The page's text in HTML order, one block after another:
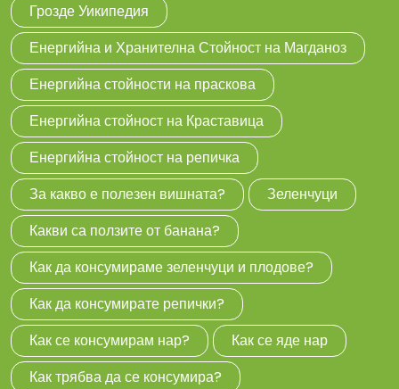
Грозде Уикипедия
Енергийна и Хранителна Стойност на Магданоз
Енергийна стойности на праскова
Енергийна стойност на Краставица
Енергийна стойност на репичка
За какво е полезен вишната?
Зеленчуци
Какви са ползите от банана?
Как да консумираме зеленчуци и плодове?
Как да консумирате репички?
Как се консумирам нар?
Как се яде нар
Как трябва да се консумира?